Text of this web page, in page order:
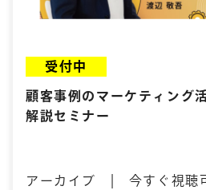
受付中
顧客事例のマーケティング
解説セミナー
アーカイブ | 今すぐ視聴